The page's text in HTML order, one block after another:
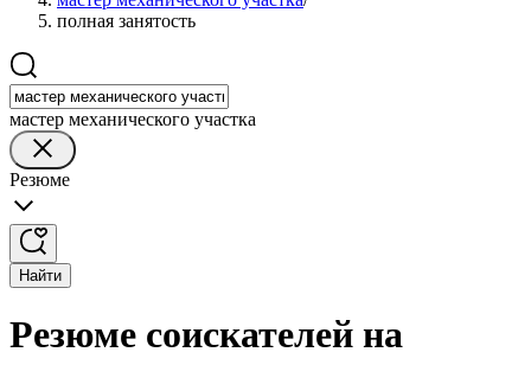
полная занятость
мастер механического участка
Резюме
Найти
Резюме соискателей на